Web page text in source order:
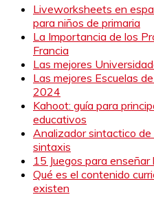
Liveworksheets en
para niños de primaria
La Importancia de los
Francia
Las mejores
Las mejores Escuelas
2024
Kahoot: guía para
educativos
Analizador sintactico
sintaxis
15 Juegos para
Qué es el contenido
existen